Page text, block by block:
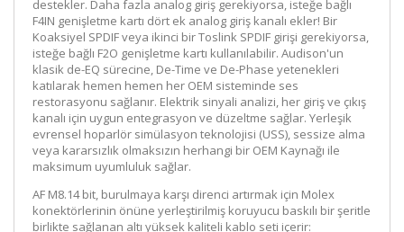
destekler. Daha fazla analog giriş gerekiyorsa, isteğe bağlı
F4IN genişletme kartı dört ek analog giriş kanalı ekler! Bir
Koaksiyel SPDIF veya ikinci bir Toslink SPDIF girişi gerekiyorsa,
isteğe bağlı F2O genişletme kartı kullanılabilir. Audison'un
klasik de-EQ sürecine, De-Time ve De-Phase yetenekleri
katılarak hemen hemen her OEM sisteminde ses
restorasyonu sağlanır. Elektrik sinyali analizi, her giriş ve çıkış
kanalı için uygun entegrasyon ve düzeltme sağlar. Yerleşik
evrensel hoparlör simülasyon teknolojisi (USS), sessize alma
veya kararsızlık olmaksızın herhangi bir OEM Kaynağı ile
maksimum uyumluluk sağlar.
AF M8.14 bit, burulmaya karşı direnci artırmak için Molex
konektörlerinin önüne yerleştirilmiş koruyucu baskılı bir şeritle
birlikte sağlanan altı yüksek kaliteli kablo seti içerir: